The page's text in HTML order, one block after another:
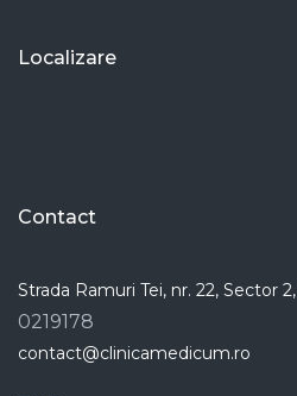
Localizare
Contact
Strada Ramuri Tei, nr. 22, Sector
0219178
contact@clinicamedicum.ro